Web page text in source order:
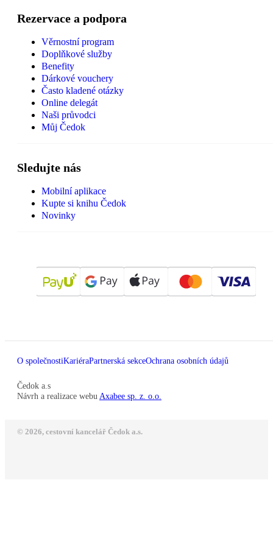
Rezervace a podpora
Věrnostní program
Doplňkové služby
Benefity
Dárkové vouchery
Často kladené otázky
Online delegát
Naši průvodci
Můj Čedok
Sledujte nás
Mobilní aplikace
Kupte si knihu Čedok
Novinky
O společnostiKariéraPartnerská sekceOchrana osobních údajů
Čedok a.s
Návrh a realizace webu Axabee sp. z. o.o.
© 2026, cestovní kancelář Čedok a.s.